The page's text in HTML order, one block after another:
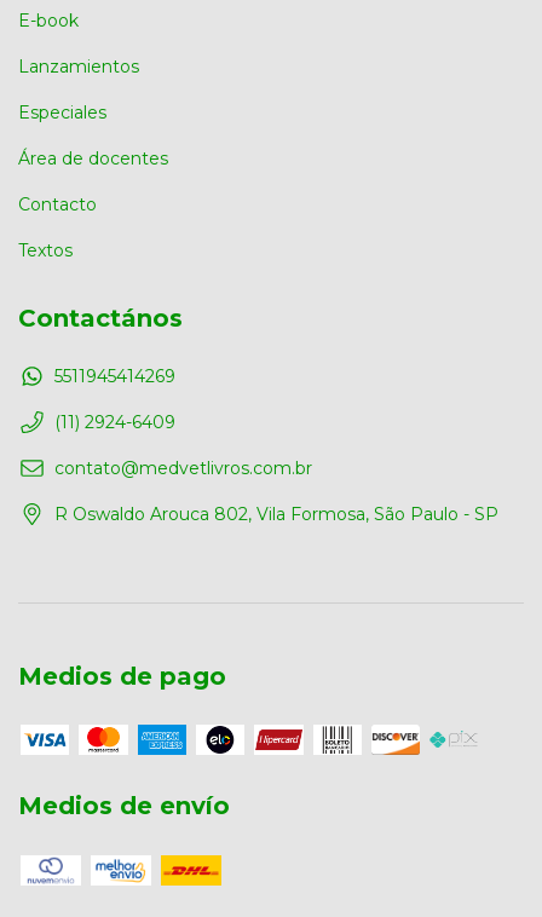
E-book
Lanzamientos
Especiales
Área de docentes
Contacto
Textos
Contactános
5511945414269
(11) 2924-6409
contato@medvetlivros.com.br
R Oswaldo Arouca 802, Vila Formosa, São Paulo - SP
Medios de pago
Medios de envío